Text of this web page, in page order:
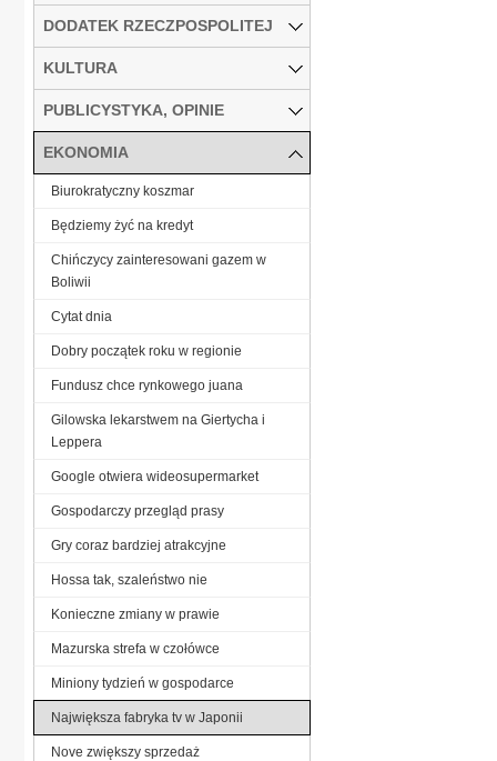
DODATEK RZECZPOSPOLITEJ
KULTURA
PUBLICYSTYKA, OPINIE
EKONOMIA
Biurokratyczny koszmar
Będziemy żyć na kredyt
Chińczycy zainteresowani gazem w
Boliwii
Cytat dnia
Dobry początek roku w regionie
Fundusz chce rynkowego juana
Gilowska lekarstwem na Giertycha i
Leppera
Google otwiera wideosupermarket
Gospodarczy przegląd prasy
Gry coraz bardziej atrakcyjne
Hossa tak, szaleństwo nie
Konieczne zmiany w prawie
Mazurska strefa w czołówce
Miniony tydzień w gospodarce
Największa fabryka tv w Japonii
Nove zwiększy sprzedaż